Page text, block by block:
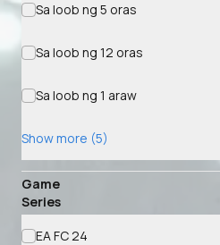
Sa loob ng 5 oras
Sa loob ng 12 oras
Sa loob ng 1 araw
Show more (5)
Game
Series
EA FC 24